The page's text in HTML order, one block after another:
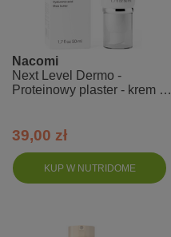
KUP W NUTRIDOME
Nacomi
Next Level Dermo -
Proteinowy plaster - krem do
39,00 zł